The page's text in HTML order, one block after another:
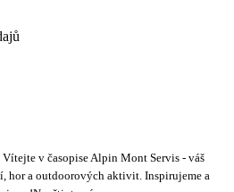
v časopise Alpin Mont Servis - váš
hor a outdoorových aktivit. Inspirujeme a